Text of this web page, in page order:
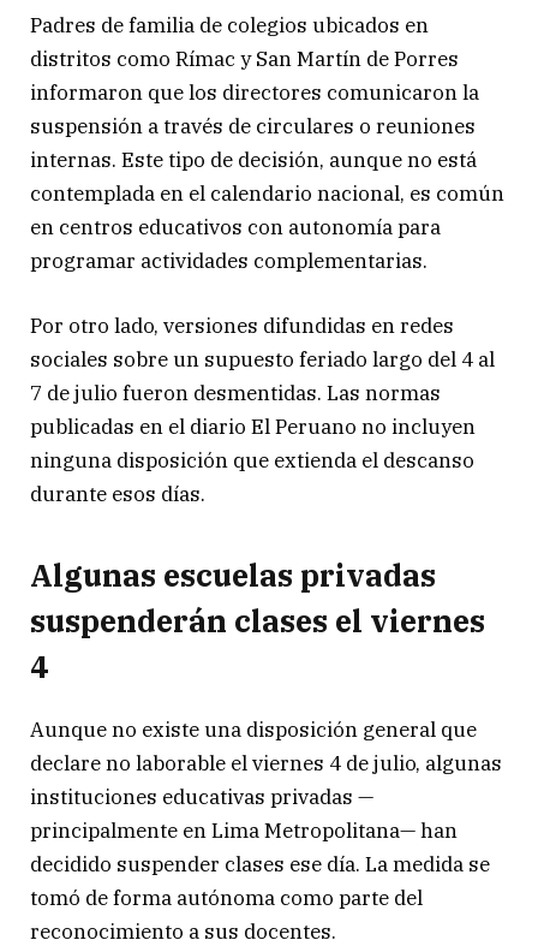
Padres de familia de colegios ubicados en
distritos como Rímac y San Martín de Porres
informaron que los directores comunicaron la
suspensión a través de circulares o reuniones
internas. Este tipo de decisión, aunque no está
contemplada en el calendario nacional, es común
en centros educativos con autonomía para
programar actividades complementarias.
Por otro lado, versiones difundidas en redes
sociales sobre un supuesto feriado largo del 4 al
7 de julio fueron desmentidas. Las normas
publicadas en el diario El Peruano no incluyen
ninguna disposición que extienda el descanso
durante esos días.
Algunas escuelas privadas
suspenderán clases el viernes
4
Aunque no existe una disposición general que
declare no laborable el viernes 4 de julio, algunas
instituciones educativas privadas —
principalmente en Lima Metropolitana— han
decidido suspender clases ese día. La medida se
tomó de forma autónoma como parte del
reconocimiento a sus docentes.